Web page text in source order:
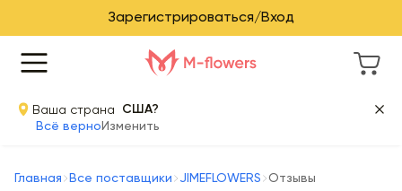
Зарегистрироваться/Вход
Ваша страна
США?
Всё верно Изменить
Главная Все поставщики JIMEFLOWERS Отзывы